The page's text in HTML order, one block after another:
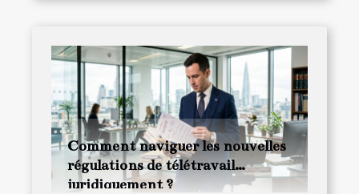
Comment naviguer les nouvelles
régulations de télétravail
juridiquement ?